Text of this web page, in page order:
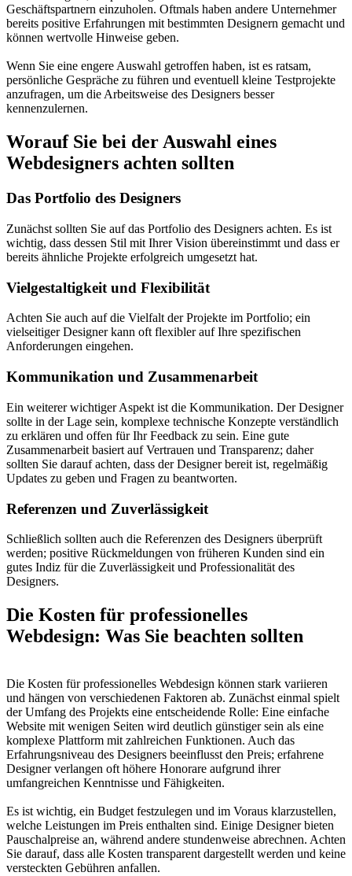
Geschäftspartnern einzuholen. Oftmals haben andere Unternehmer
bereits positive Erfahrungen mit bestimmten Designern gemacht und
können wertvolle Hinweise geben.
Wenn Sie eine engere Auswahl getroffen haben, ist es ratsam,
persönliche Gespräche zu führen und eventuell kleine Testprojekte
anzufragen, um die Arbeitsweise des Designers besser
kennenzulernen.
Worauf Sie bei der Auswahl eines
Webdesigners achten sollten
Das Portfolio des Designers
Zunächst sollten Sie auf das Portfolio des Designers achten. Es ist
wichtig, dass dessen Stil mit Ihrer Vision übereinstimmt und dass er
bereits ähnliche Projekte erfolgreich umgesetzt hat.
Vielgestaltigkeit und Flexibilität
Achten Sie auch auf die Vielfalt der Projekte im Portfolio; ein
vielseitiger Designer kann oft flexibler auf Ihre spezifischen
Anforderungen eingehen.
Kommunikation und Zusammenarbeit
Ein weiterer wichtiger Aspekt ist die Kommunikation. Der Designer
sollte in der Lage sein, komplexe technische Konzepte verständlich
zu erklären und offen für Ihr Feedback zu sein. Eine gute
Zusammenarbeit basiert auf Vertrauen und Transparenz; daher
sollten Sie darauf achten, dass der Designer bereit ist, regelmäßig
Updates zu geben und Fragen zu beantworten.
Referenzen und Zuverlässigkeit
Schließlich sollten auch die Referenzen des Designers überprüft
werden; positive Rückmeldungen von früheren Kunden sind ein
gutes Indiz für die Zuverlässigkeit und Professionalität des
Designers.
Die Kosten für professionelles
Webdesign: Was Sie beachten sollten
Die Kosten für professionelles Webdesign können stark variieren
und hängen von verschiedenen Faktoren ab. Zunächst einmal spielt
der Umfang des Projekts eine entscheidende Rolle: Eine einfache
Website mit wenigen Seiten wird deutlich günstiger sein als eine
komplexe Plattform mit zahlreichen Funktionen. Auch das
Erfahrungsniveau des Designers beeinflusst den Preis; erfahrene
Designer verlangen oft höhere Honorare aufgrund ihrer
umfangreichen Kenntnisse und Fähigkeiten.
Es ist wichtig, ein Budget festzulegen und im Voraus klarzustellen,
welche Leistungen im Preis enthalten sind. Einige Designer bieten
Pauschalpreise an, während andere stundenweise abrechnen. Achten
Sie darauf, dass alle Kosten transparent dargestellt werden und keine
versteckten Gebühren anfallen.